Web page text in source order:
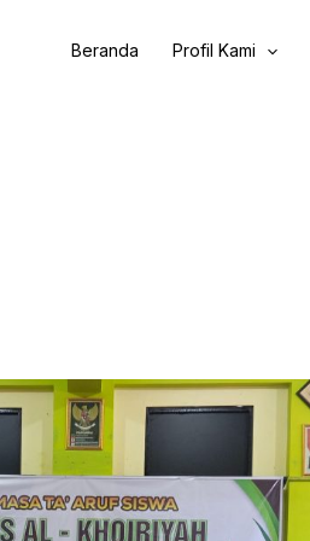
Beranda Profil Kami